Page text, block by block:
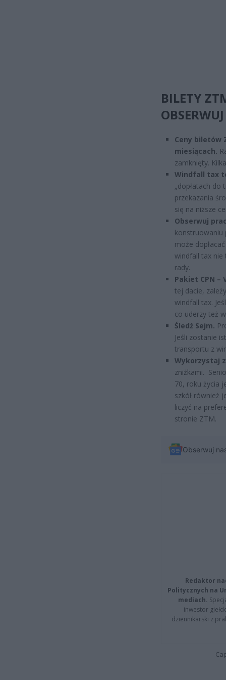
BILETY
Ceny biletów
miesiącach.
zamknięty.
Windfall tax
„dopłatach do
przekazania
się na niższe
Obserwuj
konstruowaniu
może
windfall tax nie
rady.
Pakiet CPN –
tej dacie,
windfall tax.
co uderzy też
Śledź Sejm.
Jeśli zostanie
transportu z
Wykorzystaj
zniżkami.
70, roku życia
szkół również
liczyć na
stronie ZTM.
Obserwuj
Redaktor
Politycznych na
mediach.
inwestor
dziennikarski z